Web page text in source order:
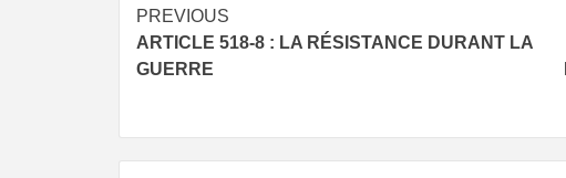
Post
navigation
PREVIOUS
ARTICLE 518-8 : LA RÉSISTANCE DURANT LA
GUERRE